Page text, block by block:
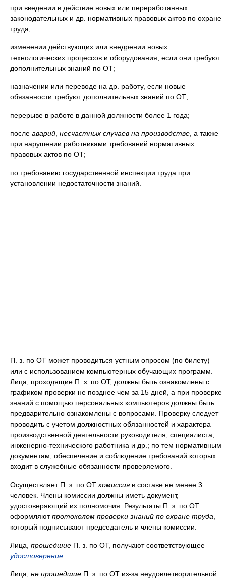
при введении в действие новых или переработанных
законодательных и др. нормативных правовых актов по охране
труда;
изменении действующих или внедрении новых
технологических процессов и оборудования, если они требуют
дополнительных знаний по ОТ;
назначении или переводе на др. работу, если новые
обязанности требуют дополнительных знаний по ОТ;
перерыве в работе в данной должности более 1 года;
после аварий несчастных случаев на производстве , а также
при нарушении работниками требований нормативных
правовых актов по ОТ;
по требованию государственной инспекции труда при
установлении недостаточности знаний.
П. з. по ОТ может проводиться устным опросом (по билету)
или с использованием компьютерных обучающих программ.
Лица, проходящие П. з. по ОТ, должны быть ознакомлены с
графиком проверки не позднее чем за 15 дней, а при проверке
знаний с помощью персональных компьютеров должны быть
предварительно ознакомлены с вопросами. Проверку следует
проводить с учетом должностных обязанностей и характера
производственной деятельности руководителя, специалиста,
инженерно-технического работника и др.; по тем нормативным
документам, обеспечение и соблюдение требований которых
входит в служебные обязанности проверяемого.
Осуществляет П. з. по ОТ комиссия в составе не менее 3
человек. Члены комиссии должны иметь документ,
удостоверяющий их полномочия. Результаты П. з. по ОТ
оформляютпротоколом проверки знаний по охране труда
который подписывают председатель и члены комиссии.
Лица, прошедшие П. з. по ОТ, получают соответствующее
удостоверение
Лица, не прошедшие П. з. по ОТ из-за неудовлетворительной